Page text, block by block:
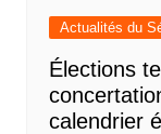
Actualités du
Élections
calendrier